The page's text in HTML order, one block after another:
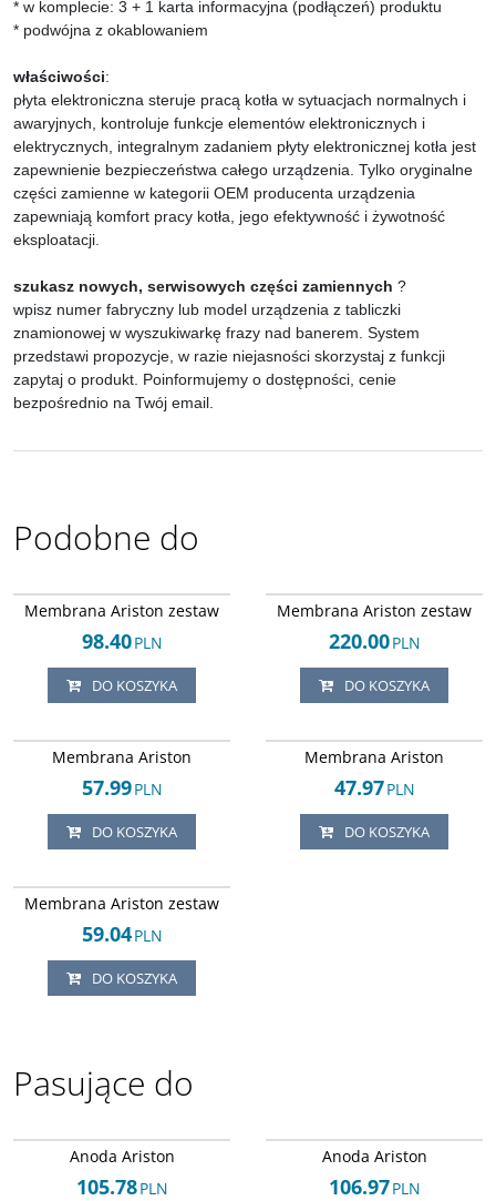
* w komplecie: 3 + 1 karta informacyjna (podłączeń) produktu
* podwójna z okablowaniem
właściwości:
płyta elektroniczna steruje pracą kotła w sytuacjach normalnych i
awaryjnych, kontroluje funkcje elementów elektronicznych i
elektrycznych, integralnym zadaniem płyty elektronicznej kotła jest
zapewnienie bezpieczeństwa całego urządzenia. Tylko oryginalne
części zamienne w kategorii OEM producenta urządzenia
zapewniają komfort pracy kotła, jego efektywność i żywotność
eksploatacji.
szukasz nowych, serwisowych części zamiennych ?
wpisz numer fabryczny lub model urządzenia z tabliczki
znamionowej w wyszukiwarkę frazy nad banerem. System
przedstawi propozycje, w razie niejasności skorzystaj z funkcji
zapytaj o produkt. Poinformujemy o dostępności, cenie
bezpośrednio na Twój email.
Podobne do
Membrana Ariston zestaw
98.40PLN
DO KOSZYKA
Membrana Ariston zestaw
220.00PLN
DO KOSZYKA
Membrana Ariston
57.99PLN
DO KOSZYKA
Membrana Ariston
47.97PLN
DO KOSZYKA
Membrana Ariston zestaw
59.04PLN
DO KOSZYKA
Pasujące do
Anoda Ariston
105.78PLN
Anoda Ariston
106.97PLN